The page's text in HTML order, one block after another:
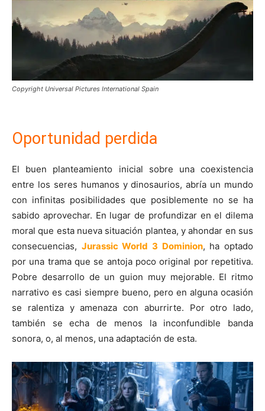
Copyright Universal Pictures International Spain
Oportunidad perdida
El buen planteamiento inicial sobre una coexistencia
entre los seres humanos y dinosaurios, abría un mundo
con infinitas posibilidades que posiblemente no se ha
sabido aprovechar. En lugar de profundizar en el dilema
moral que esta nueva situación plantea, y ahondar en sus
consecuencias, Jurassic World 3 Dominion, ha optado
por una trama que se antoja poco original por repetitiva.
Pobre desarrollo de un guion muy mejorable. El ritmo
narrativo es casi siempre bueno, pero en alguna ocasión
se ralentiza y amenaza con aburrirte. Por otro lado,
también se echa de menos la inconfundible banda
sonora, o, al menos, una adaptación de esta.